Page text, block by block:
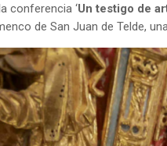
conferencia ‘Un testigo de
de San Juan de Telde,